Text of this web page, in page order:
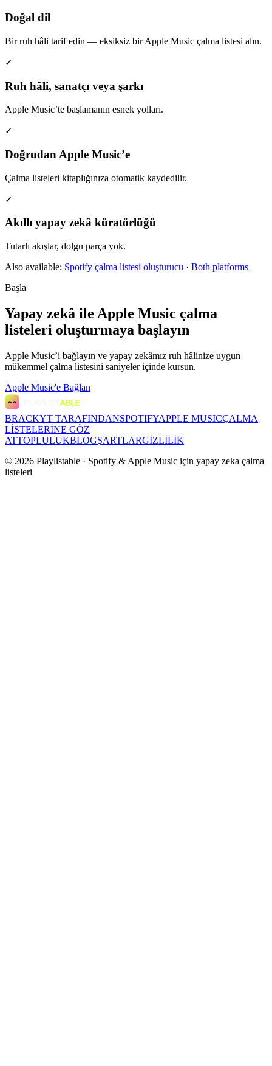
Doğal dil
Bir ruh hâli tarif edin — eksiksiz bir Apple Music çalma listesi alın.
✓
Ruh hâli, sanatçı veya şarkı
Apple Music’te başlamanın esnek yolları.
✓
Doğrudan Apple Music’e
Çalma listeleri kitaplığınıza otomatik kaydedilir.
✓
Akıllı yapay zekâ küratörlüğü
Tutarlı akışlar, dolgu parça yok.
Also available: Spotify çalma listesi oluşturucu · Both platforms
Başla
Yapay zekâ ile Apple Music çalma
listeleri oluşturmaya başlayın
Apple Music’i bağlayın ve yapay zekâmız ruh hâlinize uygun
mükemmel çalma listesini saniyeler içinde kursun.
Apple Music'e Bağlan
BRACKYT TARAFINDANSPOTIFYAPPLE MUSICÇALMA
LİSTELERİNE GÖZ
ATTOPLULUKBLOGŞARTLARGİZLİLİK
© 2026 Playlistable · Spotify & Apple Music için yapay zeka çalma
listeleri